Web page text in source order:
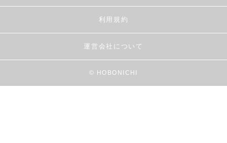
利用規約
運営会社について
© HOBONICHI